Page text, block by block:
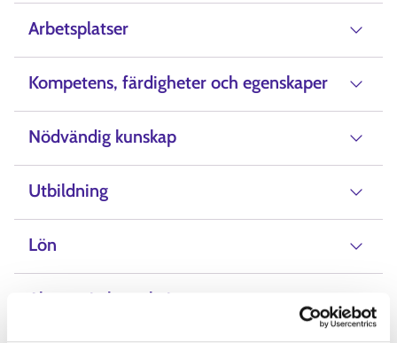
Arbetsplatser
Kompetens, färdigheter och egenskaper
Nödvändig kunskap
Utbildning
Lön
Alternativ beteckning